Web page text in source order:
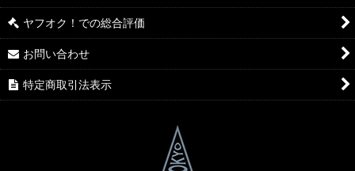
ヤフオク！での総合評価
お問い合わせ
特定商取引法表示